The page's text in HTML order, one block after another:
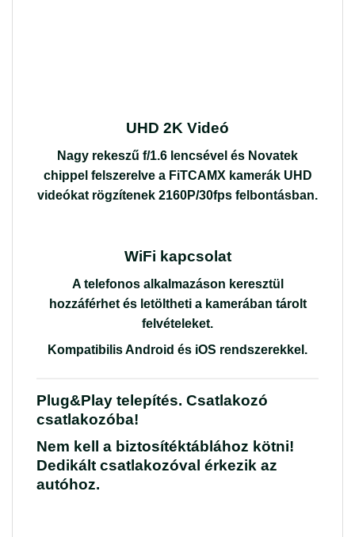
UHD 2K Videó
Nagy rekeszű f/1.6 lencsével és Novatek
chippel felszerelve a FiTCAMX kamerák UHD
videókat rögzítenek 2160P/30fps felbontásban.
WiFi kapcsolat
A telefonos alkalmazáson keresztül
hozzáférhet és letöltheti a kamerában tárolt
felvételeket.
Kompatibilis Android és iOS rendszerekkel .
Plug&Play telepítés. Csatlakozó
csatlakozóba!
Nem kell a biztosítéktáblához kötni!
Dedikált csatlakozóval érkezik az
autóhoz.